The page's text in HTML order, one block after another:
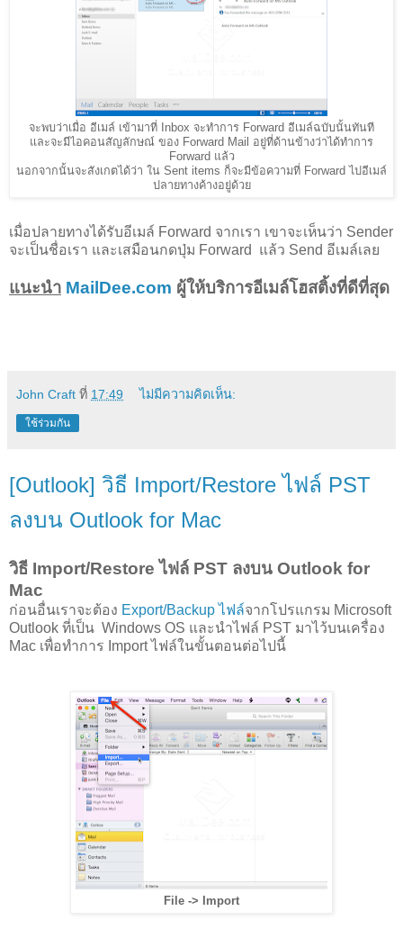
จะพบว่าเมื่อ อีเมล์ เข้ามาที่ Inbox จะทำการ Forward อีเมล์ฉบับนั้นทันที
และจะมีไอคอนสัญลักษณ์ ของ Forward Mail อยู่ที่ด้านข้างว่าได้ทำการ
Forward แล้ว
นอกจากนั้นจะสังเกตได้ว่า ใน Sent items ก็จะมีข้อความที่ Forward ไปอีเมล์
ปลายทางค้างอยู่ด้วย
เมื่อปลายทางได้รับอีเมล์ Forward จากเรา เขาจะเห็นว่า Sender
จะเป็นชื่อเรา และเสมือนกดปุ่ม Forward แล้ว Send อีเมล์เลย
แนะนำ MailDee.com ผู้ให้บริการอีเมล์โฮสติ้งที่ดีที่สุด
John Craft ที่ 17:49 ไม่มีความคิดเห็น:
ใช้ร่วมกัน
[Outlook] วิธี Import/Restore ไฟล์ PST
ลงบน Outlook for Mac
วิธี Import/Restore ไฟล์ PST ลงบน Outlook for
Mac
ก่อนอื่นเราจะต้อง Export/Backup ไฟล์จากโปรแกรม Microsoft
Outlook ที่เป็น Windows OS และนำไฟล์ PST มาไว้บนเครื่อง
Mac เพื่อทำการ Import ไฟล์ในขั้นตอนต่อไปนี้
File -> Import